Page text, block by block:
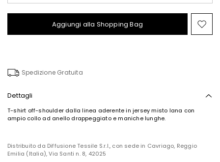
Aggiungi alla Shopping Bag
Spedizione Gratuita
Dettagli
T-shirt off-shoulder dalla linea aderente in jersey misto lana con
ampio collo ad anello drappeggiato e maniche lunghe.
Distribuito da Diffusione Tessile S.r.l., con sede in Cavriago, Reggio
Emilia (Italia), Via Santi n. 8, 42025